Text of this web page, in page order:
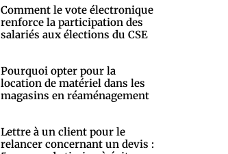
Comment le vote électronique
renforce la participation des
salariés aux élections du CSE
Pourquoi opter pour la
location de matériel dans les
magasins en réaménagement
Lettre à un client pour le
relancer concernant un devis :